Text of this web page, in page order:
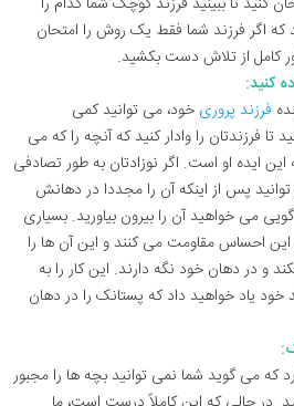
که اگر فرزند شما فقط یک روش را امتحان
کامل از تلاش دست بکشید.
فرزند پروری خود، می ‌توانید کمی
فرزندتان را وادار کنید که آنچه را که می‌
ایده او است. اگر نوزادتان به طور تصادفی
پس از اینکه آن را مجددا در دهانش
می‌ خواهید آن را بیرون بیاورید. بسیاری
این احساس مقاومت می کنند و این آن ها را
و در دهان خود نگه دارند. این کار را به
خود یاد خواهید داد که پستانک را در دهان
می گوید شما نمی توانید بچه ها را مجبور